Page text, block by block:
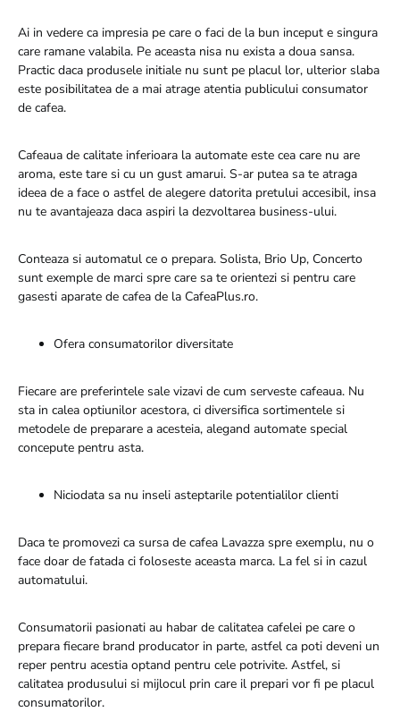
Ai in vedere ca impresia pe care o faci de la bun inceput e singura
care ramane valabila. Pe aceasta nisa nu exista a doua sansa.
Practic daca produsele initiale nu sunt pe placul lor, ulterior slaba
este posibilitatea de a mai atrage atentia publicului consumator
de cafea.
Cafeaua de calitate inferioara la automate este cea care nu are
aroma, este tare si cu un gust amarui. S-ar putea sa te atraga
ideea de a face o astfel de alegere datorita pretului accesibil, insa
nu te avantajeaza daca aspiri la dezvoltarea business-ului.
Conteaza si automatul ce o prepara. Solista, Brio Up, Concerto
sunt exemple de marci spre care sa te orientezi si pentru care
gasesti aparate de cafea de la CafeaPlus.ro.
Ofera consumatorilor diversitate
Fiecare are preferintele sale vizavi de cum serveste cafeaua. Nu
sta in calea optiunilor acestora, ci diversifica sortimentele si
metodele de preparare a acesteia, alegand automate special
concepute pentru asta.
Niciodata sa nu inseli asteptarile potentialilor clienti
Daca te promovezi ca sursa de cafea Lavazza spre exemplu, nu o
face doar de fatada ci foloseste aceasta marca. La fel si in cazul
automatului.
Consumatorii pasionati au habar de calitatea cafelei pe care o
prepara fiecare brand producator in parte, astfel ca poti deveni un
reper pentru acestia optand pentru cele potrivite. Astfel, si
calitatea produsului si mijlocul prin care il prepari vor fi pe placul
consumatorilor.